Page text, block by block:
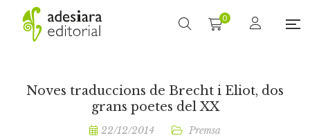
0
Noves traduccions de Brecht i Eliot, dos
grans poetes del XX
22/12/2014 Premsa